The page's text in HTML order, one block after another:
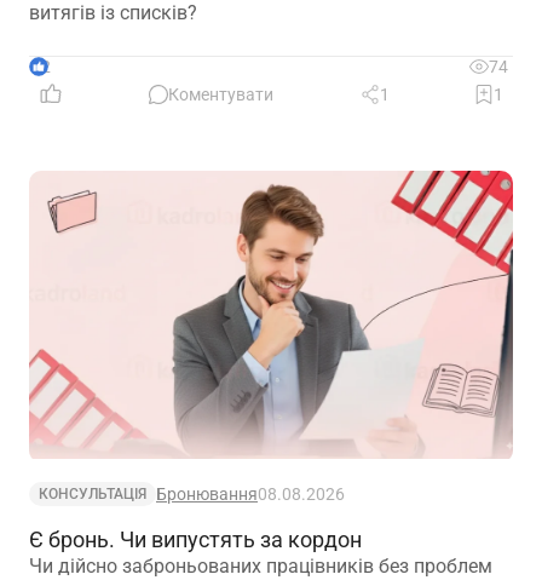
витягів із списків?
2
74
Коментувати
1 1
КОНСУЛЬТАЦІЯ Бронювання08.08.2026
Є бронь. Чи випустять за кордон
Чи дійсно заброньованих працівників без проблем